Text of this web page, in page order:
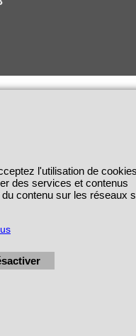
l'utilisation de
des services et contenus
contenu sur les réseaux